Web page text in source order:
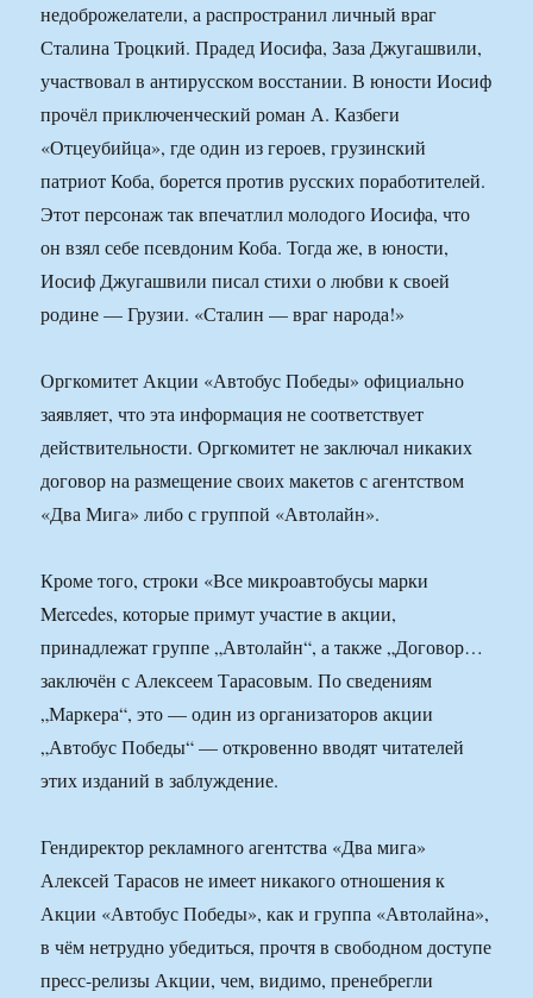
недоброжелатели, а распространил личный враг
Сталина Троцкий. Прадед Иосифа, Заза Джугашвили,
участвовал в антирусском восстании. В юности Иосиф
прочёл приключенческий роман А. Казбеги
«Отцеубийца», где один из героев, грузинский
патриот Коба, борется против русских поработителей.
Этот персонаж так впечатлил молодого Иосифа, что
он взял себе псевдоним Коба. Тогда же, в юности,
Иосиф Джугашвили писал стихи о любви к своей
родине — Грузии. «Сталин — враг народа!»
Оргкомитет Акции «Автобус Победы» официально
заявляет, что эта информация не соответствует
действительности. Оргкомитет не заключал никаких
договор на размещение своих макетов с агентством
«Два Мига» либо с группой «Автолайн».
Кроме того, строки «Все микроавтобусы марки
Mercedes, которые примут участие в акции,
принадлежат группе „Автолайн“, а также „Договор…
заключён с Алексеем Тарасовым. По сведениям
„Маркера“, это — один из организаторов акции
„Автобус Победы“ — откровенно вводят читателей
этих изданий в заблуждение.
Гендиректор рекламного агентства «Два мига»
Алексей Тарасов не имеет никакого отношения к
Акции «Автобус Победы», как и группа «Автолайна»,
в чём нетрудно убедиться, прочтя в свободном доступе
пресс-релизы Акции, чем, видимо, пренебрегли